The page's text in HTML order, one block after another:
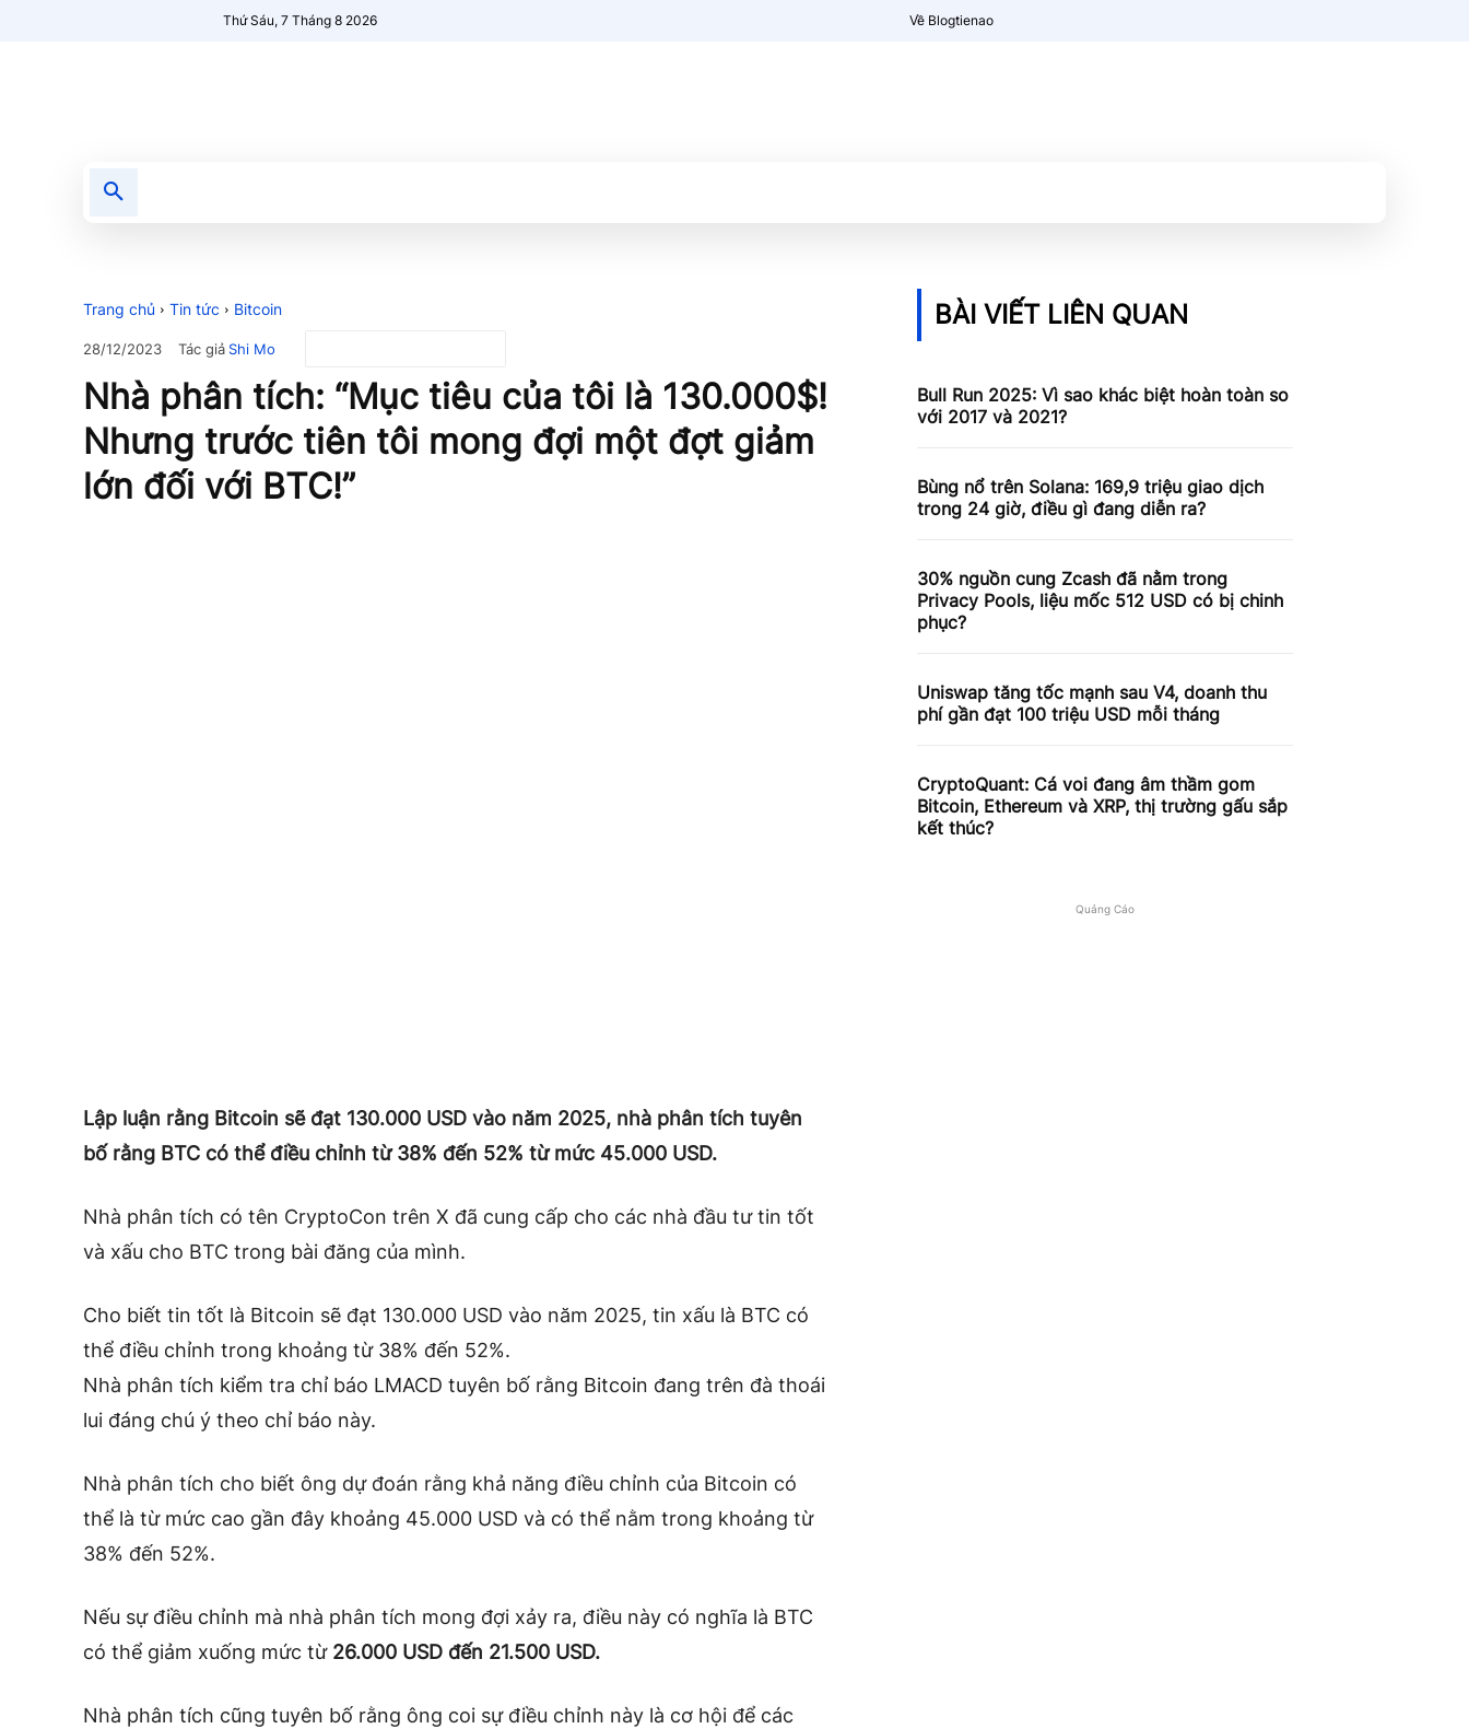
Thứ Sáu, 7 Tháng 8 2026 Về Blogtienao
Trang chủ Tin tức Bitcoin
28/12/2023 Tác giảShi Mo
Nhà phân tích: “Mục tiêu của tôi là 130.000$!
Nhưng trước tiên tôi mong đợi một đợt giảm
lớn đối với BTC!”
Lập luận rằng Bitcoin sẽ đạt 130.000 USD vào năm 2025, nhà phân tích tuyên
bố rằng BTC có thể điều chỉnh từ 38% đến 52% từ mức 45.000 USD.
Nhà phân tích có tên CryptoCon trên X đã cung cấp cho các nhà đầu tư tin tốt
và xấu cho BTC trong bài đăng của mình.
Cho biết tin tốt là Bitcoin sẽ đạt 130.000 USD vào năm 2025, tin xấu là BTC có
thể điều chỉnh trong khoảng từ 38% đến 52%.
Nhà phân tích kiểm tra chỉ báo LMACD tuyên bố rằng Bitcoin đang trên đà thoái
lui đáng chú ý theo chỉ báo này.
Nhà phân tích cho biết ông dự đoán rằng khả năng điều chỉnh của Bitcoin có
thể là từ mức cao gần đây khoảng 45.000 USD và có thể nằm trong khoảng từ
38% đến 52%.
Nếu sự điều chỉnh mà nhà phân tích mong đợi xảy ra, điều này có nghĩa là BTC
có thể giảm xuống mức từ 26.000 USD đến 21.500 USD.
Nhà phân tích cũng tuyên bố rằng ông coi sự điều chỉnh này là cơ hội để các
BÀI VIẾT LIÊN QUAN
Bull Run 2025: Vì sao khác biệt hoàn toàn so
với 2017 và 2021?
Bùng nổ trên Solana: 169,9 triệu giao dịch
trong 24 giờ, điều gì đang diễn ra?
30% nguồn cung Zcash đã nằm trong
Privacy Pools, liệu mốc 512 USD có bị chinh
phục?
Uniswap tăng tốc mạnh sau V4, doanh thu
phí gần đạt 100 triệu USD mỗi tháng
CryptoQuant: Cá voi đang âm thầm gom
Bitcoin, Ethereum và XRP, thị trường gấu sắp
kết thúc?
Quảng Cáo